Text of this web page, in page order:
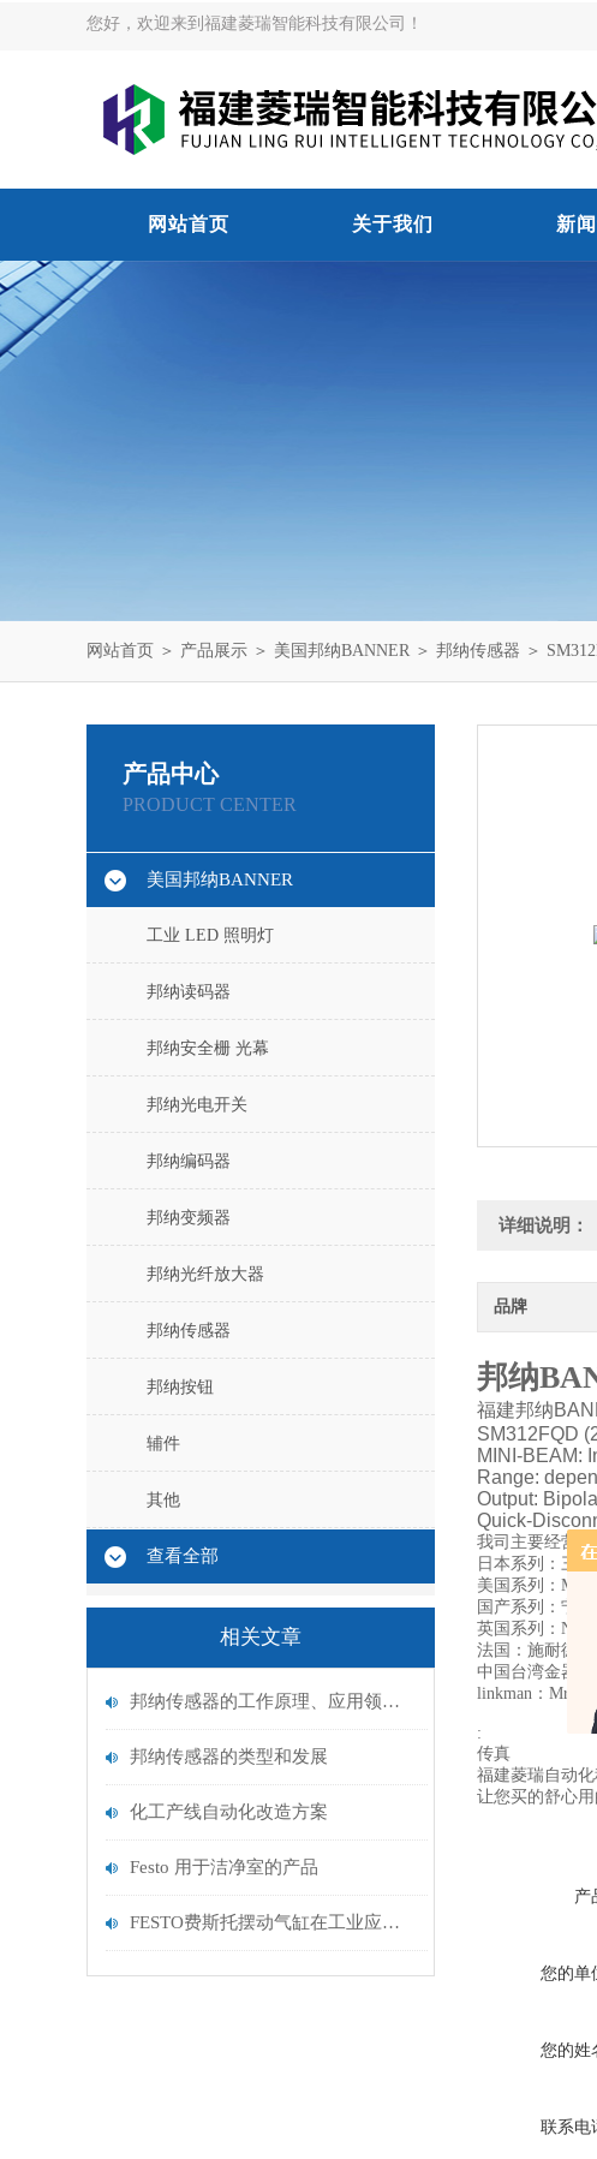
您好，欢迎来到福建菱瑞智能科技有限公司！
网站首页 关于我们 新
网站首页 ＞ 产品展示 ＞ 美国邦纳BANNER ＞ 邦纳传感器 ＞
产品中心
PRODUCT CENTER
美国邦纳BANNER
工业 LED 照明灯
邦纳读码器
邦纳安全栅 光幕
邦纳光电开关
邦纳编码器
邦纳变频器
邦纳光纤放大器
邦纳传感器
邦纳按钮
辅件
其他
查看全部
相关文章
邦纳传感器的工作原理、应用领域及未来发展趋势
邦纳传感器的类型和发展
化工产线自动化改造方案
Festo 用于洁净室的产品
FESTO费斯托摆动气缸在工业应用中的亮点：提升生产效率与设备灵活性
详细说明：
品牌
邦纳
福建邦纳
SM312FQD
MINI-BEAM:
Range:
Output:
Quick-
我司主要经营品
日本系列：三
美国系列：
国产系列：宁波
英国系列：
法国：施耐德
中国台湾金器、
linkman：
:
传真
福建菱瑞自动
让您买的舒心
产
您的单
您的姓
联系电